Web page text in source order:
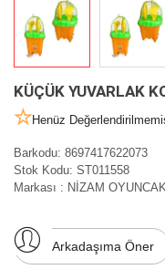
KÜÇÜK YUVARLAK
Henüz
Barkodu: 8697417622073
Stok Kodu: ST011558
Markası : NİZAM OYUNCAK
Arkadaşıma Öner